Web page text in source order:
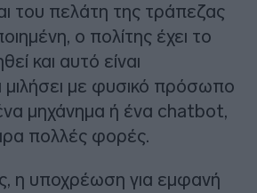
του πελάτη της τράπεζας
ο πολίτης έχει το
και αυτό είναι
μιλήσει με φυσικό πρόσωπο
μηχάνημα ή ένα chatbot,
πολλές φορές.
η υποχρέωση για εμφανή